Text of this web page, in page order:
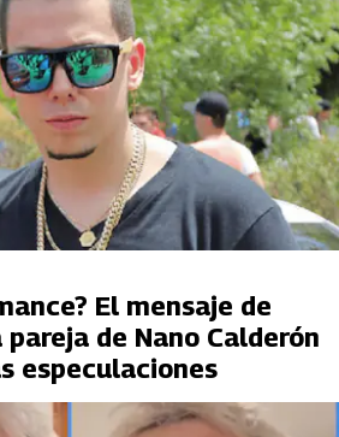
El mensaje de
de Nano Calderón
especulaciones